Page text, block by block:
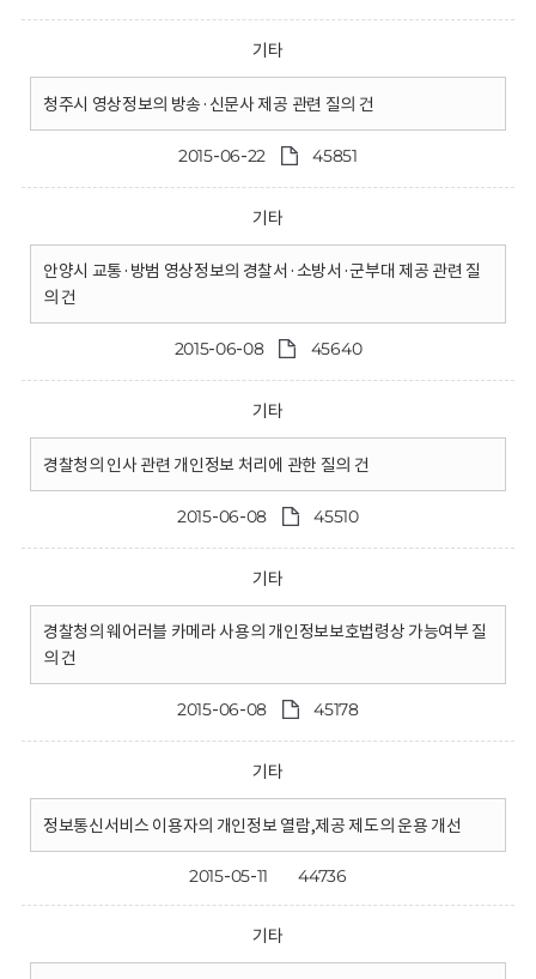
기타
청주시 영상정보의 방송·신문사 제공 관련 질의 건
2015-06-22 45851
기타
안양시 교통·방범 영상정보의 경찰서·소방서·군부대 제공 관련 질
의 건
2015-06-08 45640
기타
경찰청의 인사 관련 개인정보 처리에 관한 질의 건
2015-06-08 45510
기타
경찰청의 웨어러블 카메라 사용의 개인정보보호법령상 가능여부 질
의 건
2015-06-08 45178
기타
정보통신서비스 이용자의 개인정보 열람,제공 제도의 운용 개선
2015-05-11 44736
기타